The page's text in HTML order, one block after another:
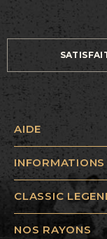
AIDE
INFORMATIONS
CLASSIC
NOS RAYONS